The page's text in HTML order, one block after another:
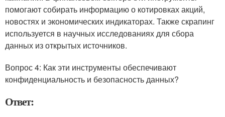
помогают собирать информацию о котировках акций,
новостях и экономических индикаторах. Также скрапинг
используется в научных исследованиях для сбора
данных из открытых источников.
Вопрос 4: Как эти инструменты обеспечивают
конфиденциальность и безопасность данных?
Ответ: